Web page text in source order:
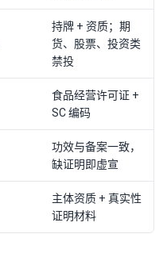
持牌 + 资质；期
货、股票、投资类
禁投
食品经营许可证 +
SC 编码
功效与备案一致，
缺证明即虚宣
主体资质 + 真实性
证明材料